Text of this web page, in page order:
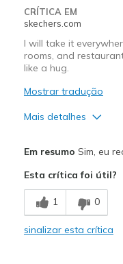
CRÍTICA EM
skechers.com
I will take it
rooms, and
like a hug.
Mostrar tradução
Mais detalhes
Breathe Well
Comfortable
Em resumo Sim, eu
Esta crítica foi útil?
1 0
sinalizar esta crítica